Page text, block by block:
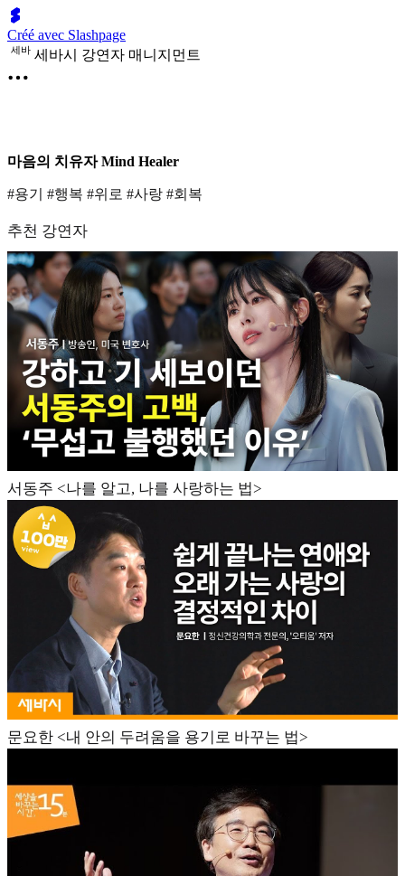
Créé avec Slashpage
세바 세바시 강연자 매니지먼트
마음의 치유자 Mind Healer
#용기 #행복 #위로 #사랑 #회복
추천 강연자
서동주 <나를 알고, 나를 사랑하는 법>
문요한 <내 안의 두려움을 용기로 바꾸는 법>